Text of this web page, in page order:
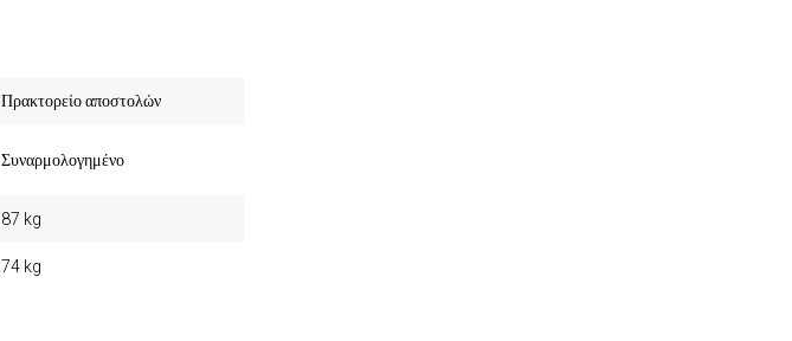
Πρακτορείο αποστολών
Συναρμολογημένο
87 kg
74 kg